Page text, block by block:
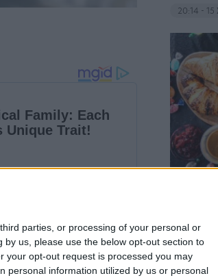
parties, or processing of your personal or
us, please use the below opt-out section to
your opt-out request is processed you may
personal information utilized by us or personal
Αναγνωστόπουλο,
20:14 -
σνακ
18:11 - 15